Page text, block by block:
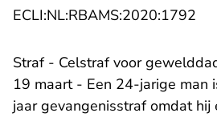
ECLI:NL:RBAMS:2020:1792
Straf - Celstraf voor
19 maart - Een 24-jarige man
jaar gevangenisstraf omdat hij